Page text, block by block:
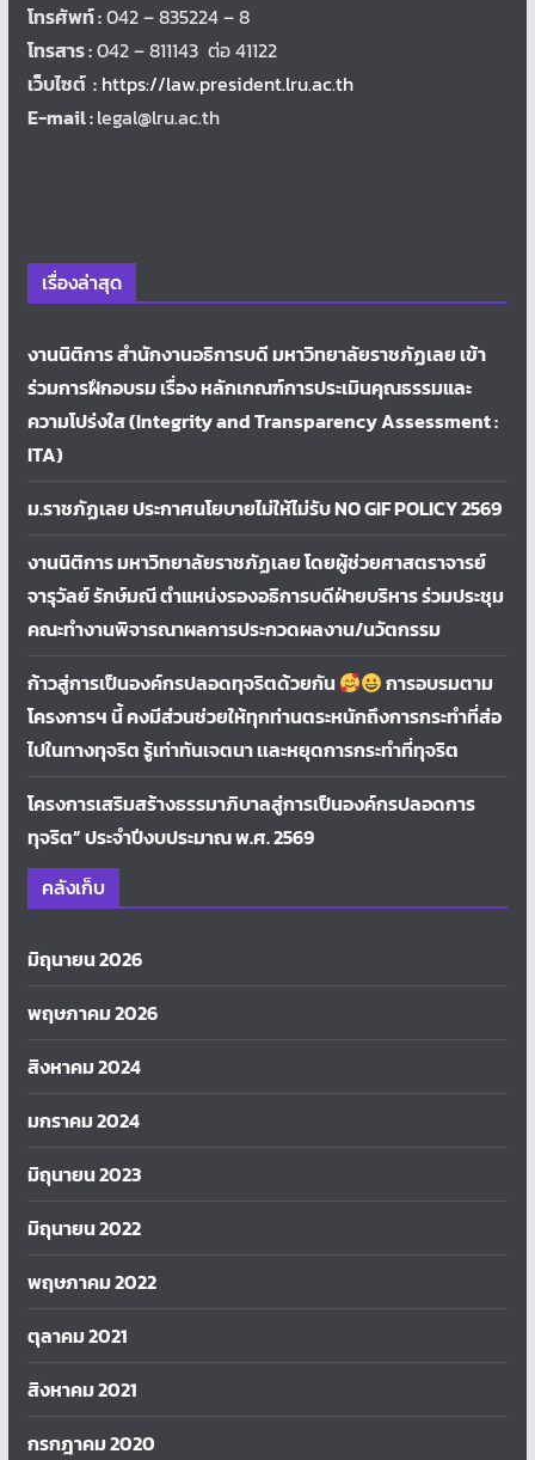
โทรศัพท์ :042 – 835224 – 8
โทรสาร :042 – 811143 ต่อ 41122
เว็บไซต์ : https://law.president.lru.ac.th
E-mail :legal@lru.ac.th
เรื่องล่าสุด
งานนิติการ สำนักงานอธิการบดี มหาวิทยาลัยราชภัฏเลย เข้า
ร่วมการฝึกอบรม เรื่อง หลักเกณฑ์การประเมินคุณธรรมและ
ความโปร่งใส (Integrity and Transparency Assessment :
ITA)
ม.ราชภัฏเลย ประกาศนโยบายไม่ให้ไม่รับ NO GIF POLICY 2569
งานนิติการ มหาวิทยาลัยราชภัฏเลย โดยผู้ช่วยศาสตราจารย์
จารุวัลย์ รักษ์มณี ตำแหน่งรองอธิการบดีฝ่ายบริหาร ร่วมประชุม
คณะทำงานพิจารณาผลการประกวดผลงาน/นวัตกรรม
ก้าวสู่การเป็นองค์กรปลอดทุจริตด้วยกัน
การอบรมตาม
โครงการฯ นี้ คงมีส่วนช่วยให้ทุกท่านตระหนักถึงการกระทำที่ส่อ
ไปในทางทุจริต รู้เท่าทันเจตนา เเละหยุดการกระทำที่ทุจริต
โครงการเสริมสร้างธรรมาภิบาลสู่การเป็นองค์กรปลอดการ
ทุจริต” ประจำปีงบประมาณ พ.ศ. 2569
คลังเก็บ
มิถุนายน 2026
พฤษภาคม 2026
สิงหาคม 2024
มกราคม 2024
มิถุนายน 2023
มิถุนายน 2022
พฤษภาคม 2022
ตุลาคม 2021
สิงหาคม 2021
กรกฎาคม 2020